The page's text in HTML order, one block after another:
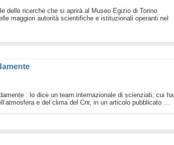
delle ricerche che si aprirà al Museo Egizio di Torino
maggiori autorità scientifiche e istituzionali operanti nel
: lo dice un team internazionale di scienziati, cui ha
e del clima del Cnr, in un articolo pubblicato …